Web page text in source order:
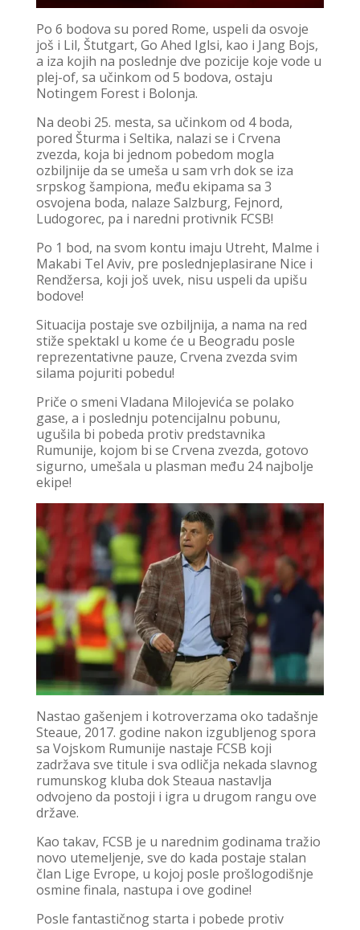
Po 6 bodova su pored Rome, uspeli da osvoje
još i Lil, Štutgart, Go Ahed Iglsi, kao i Jang Bojs,
a iza kojih na poslednje dve pozicije koje vode u
plej-of, sa učinkom od 5 bodova, ostaju
Notingem Forest i Bolonja.
Na deobi 25. mesta, sa učinkom od 4 boda,
pored Šturma i Seltika, nalazi se i Crvena
zvezda, koja bi jednom pobedom mogla
ozbiljnije da se umeša u sam vrh dok se iza
srpskog šampiona, među ekipama sa 3
osvojena boda, nalaze Salzburg, Fejnord,
Ludogorec, pa i naredni protivnik FCSB!
Po 1 bod, na svom kontu imaju Utreht, Malme i
Makabi Tel Aviv, pre poslednjeplasirane Nice i
Rendžersa, koji još uvek, nisu uspeli da upišu
bodove!
Situacija postaje sve ozbiljnija, a nama na red
stiže spektakl u kome će u Beogradu posle
reprezentativne pauze, Crvena zvezda svim
silama pojuriti pobedu!
Priče o smeni Vladana Milojevića se polako
gase, a i poslednju potencijalnu pobunu,
ugušila bi pobeda protiv predstavnika
Rumunije, kojom bi se Crvena zvezda, gotovo
sigurno, umešala u plasman među 24 najbolje
ekipe!
Nastao gašenjem i kotroverzama oko tadašnje
Steaue, 2017. godine nakon izgubljenog spora
sa Vojskom Rumunije nastaje FCSB koji
zadržava sve titule i sva odličja nekada slavnog
rumunskog kluba dok Steaua nastavlja
odvojeno da postoji i igra u drugom rangu ove
države.
Kao takav, FCSB je u narednim godinama tražio
novo utemeljenje, sve do kada postaje stalan
član Lige Evrope, u kojoj posle prošlogodišnje
osmine finala, nastupa i ove godine!
Posle fantastičnog starta i pobede protiv